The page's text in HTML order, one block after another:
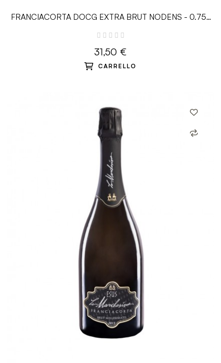
FRANCIACORTA DOCG EXTRA BRUT NODENS - 0.75L
31,50 €
CARRELLO